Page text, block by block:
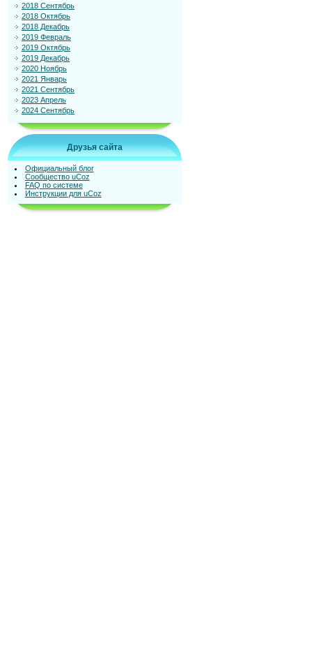
2018 Сентябрь
2018 Октябрь
2018 Декабрь
2019 Февраль
2019 Октябрь
2019 Декабрь
2020 Ноябрь
2021 Январь
2021 Сентябрь
2023 Апрель
2024 Сентябрь
Друзья сайта
Официальный блог
Сообщество uCoz
FAQ по системе
Инструкции для uCoz